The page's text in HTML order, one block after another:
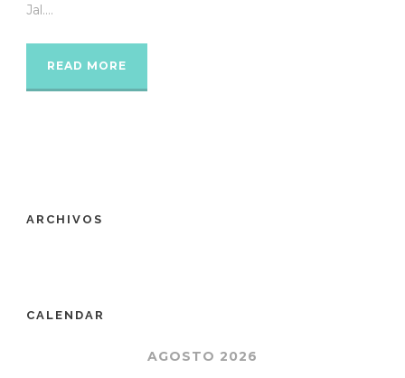
Jal....
READ MORE
ARCHIVOS
CALENDAR
AGOSTO 2026